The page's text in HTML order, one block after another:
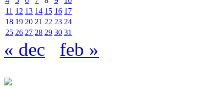
11 12 13 14 15 16 17
18 19 20 21 22 23 24
25 26 27 28 29 30 31
« dec feb »